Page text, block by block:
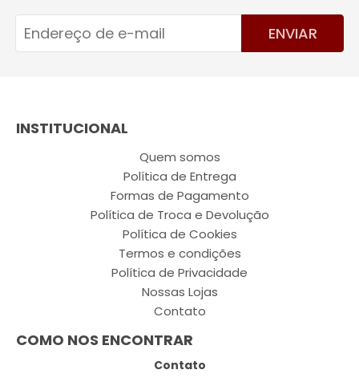
ENVIAR
INSTITUCIONAL
Quem somos
Política de Entrega
Formas de Pagamento
Política de Troca e Devolução
Política de Cookies
Termos e condições
Política de Privacidade
Nossas Lojas
Contato
COMO NOS ENCONTRAR
Contato